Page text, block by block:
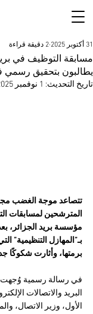
مسابقة التوظيف في
يطالبون بتحقيق رسمي
31 أكتوبر 2025 2 دقيقة قراءة
تاريخ التحديث: 1 نوفمبر 2025
تتصاعد موجة الغضب
المترشحين لمسابقات
مؤسسة بريد الجزائر،
بـ”المهازل التنظيمية”
برمتها، وأثارت شكوكًا
في رسالة رسمية
البريد والاتصالات
الأول، وزير الاتصال،